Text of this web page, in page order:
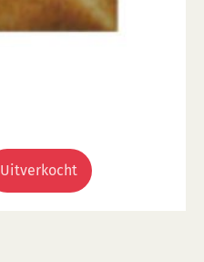
Uitverkocht